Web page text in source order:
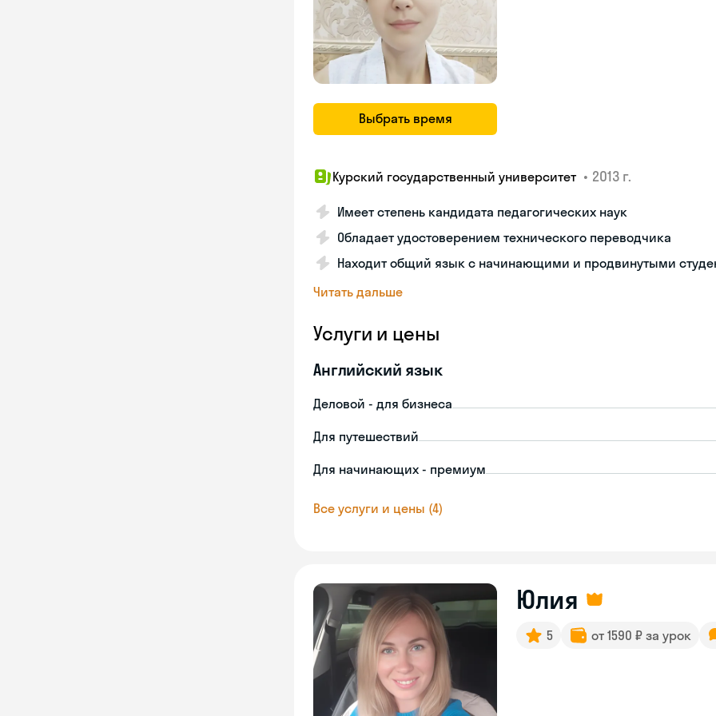
Выбрать время
Курский государственный университет • 2013 г.
Имеет степень кандидата педагогических наук
Обладает удостоверением технического переводчика
Находит общий язык с начинающими и продвинутыми
Читать дальше
Услуги и цены
Английский язык
Деловой - для бизнеса
Для путешествий
Для начинающих - премиум
Все услуги и цены (4)
Юлия
5 от 1590 ₽ за урок